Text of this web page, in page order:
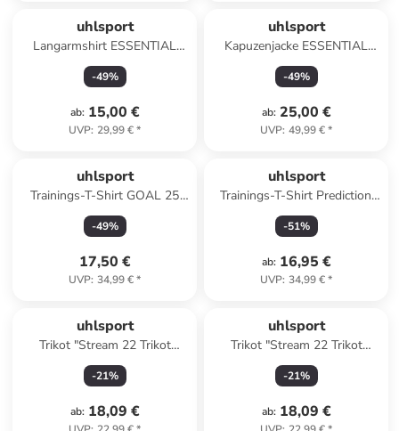
uhlsport
Langarmshirt ESSENTIAL
TRAINING TOP Kids in
marine/weiß
-49%
ab: 15,00 €
UVP: 29,99 €*
uhlsport
Kapuzenjacke ESSENTIAL
HOOD Kids in azurblau
-49%
ab: 25,00 €
UVP: 49,99 €*
uhlsport
Trainings-T-Shirt GOAL 25
TRIKOT Kids in grün/lagune
-49%
17,50 €
UVP: 34,99 €*
uhlsport
Trainings-T-Shirt Prediction
Kids in weiß
-51%
ab: 16,95 €
UVP: 34,99 €*
uhlsport
Trikot "Stream 22 Trikot
Langarm" in Pink
-21%
ab: 18,09 €
uhlsport
Trikot "Stream 22 Trikot
Langarm" in Weiß
-21%
ab: 18,09 €